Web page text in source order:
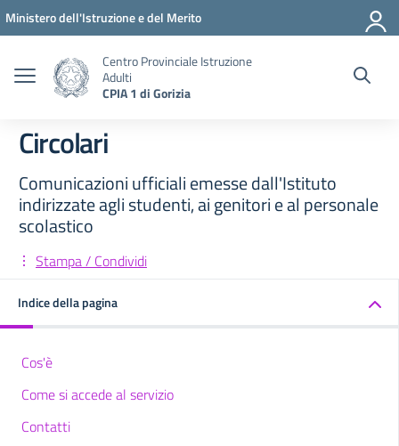
Vai ai contenuti
Vai al menu di navigazione
Vai al footer
Ministero dell'Istruzione e del Merito
Centro Provinciale Istruzione
Adulti
CPIA 1 di Gorizia
Circolari
Comunicazioni ufficiali emesse dall'Istituto
indirizzate agli studenti, ai genitori e al personale
scolastico
Stampa / Condividi
Indice della pagina
Cos'è
Come si accede al servizio
Contatti